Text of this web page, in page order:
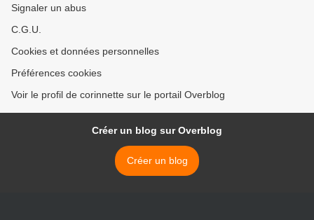
Signaler un abus
C.G.U.
Cookies et données personnelles
Préférences cookies
Voir le profil de corinnette sur le portail Overblog
Créer un blog sur Overblog
Créer un blog